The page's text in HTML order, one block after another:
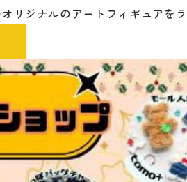
リジナルのアートフィギュアを